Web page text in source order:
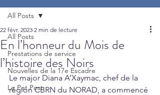
All Posts
Prestations de service
Nouvelles de la 17e Escadre
Le Pet Post
All Posts
En l’honneur du Mois de
l’histoire des Noirs
22 févr. 2023 2 min de lecture
Le major Diana A’Xaymac, chef de la
région CBRN du NORAD, a commencé